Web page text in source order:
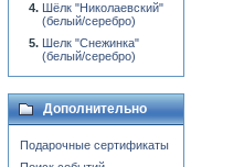
Шёлк "Николаевский"
(белый/серебро)
Шелк "Снежинка"
(белый/серебро)
Дополнительно
Подарочные сертификаты